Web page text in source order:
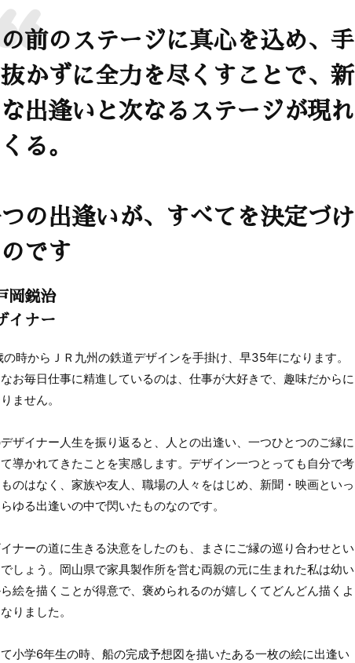
前のステージに真心を込め、手
かずに全力を尽くすことで、新
出逢いと次なるステージが現れ
る。
の出逢いが、すべてを決定づけ
です
岡鋭治
イナー
時からＪＲ九州の鉄道デザインを手掛け、早35年になります。
お毎日仕事に精進しているのは、仕事が大好きで、趣味だからに
ません。
ザイナー人生を振り返ると、人との出逢い、一つひとつのご縁に
導かれてきたことを実感します。デザイン一つとっても自分で考
のはなく、家族や友人、職場の人々をはじめ、新聞・映画といっ
ゆる出逢いの中で閃いたものなのです。
ナーの道に生きる決意をしたのも、まさにご縁の巡り合わせとい
しょう。岡山県で家具製作所を営む両親の元に生まれた私は幼い
絵を描くことが得意で、褒められるのが嬉しくてどんどん描くよ
りました。
小学6年生の時、船の完成予想図を描いたある一枚の絵に出逢い